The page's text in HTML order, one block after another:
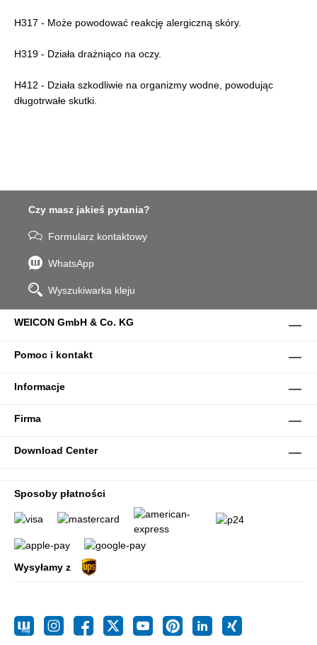
H317 - Może powodować reakcję alergiczną skóry.
H319 - Działa drażniąco na oczy.
H412 - Działa szkodliwie na organizmy wodne, powodując
długotrwałe skutki.
Czy masz jakieś pytania?
Formularz kontaktowy
WhatsApp
Wyszukiwarka kleju
WEICON GmbH & Co. KG
Pomoc i kontakt
Informacje
Firma
Download Center
Sposoby płatności
Wysyłamy z